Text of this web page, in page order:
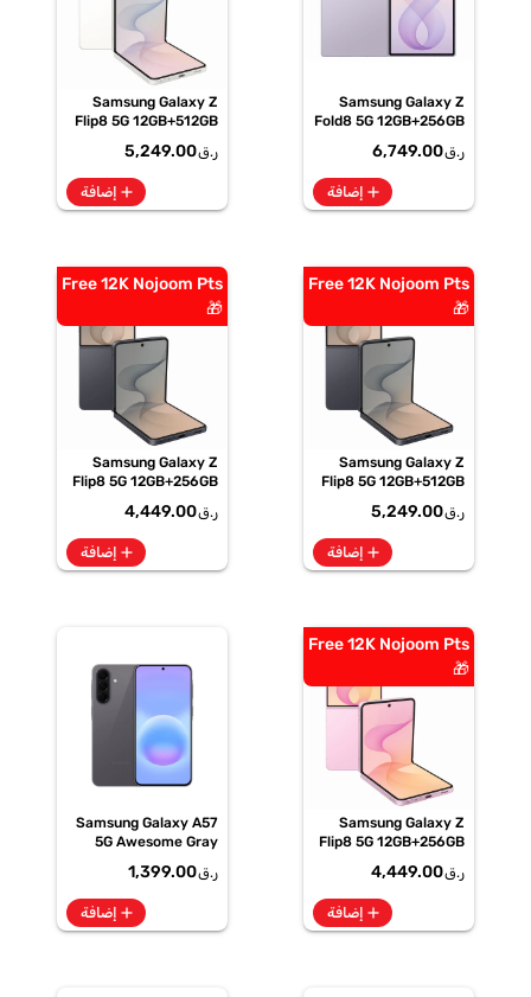
Samsung Galaxy Z
Fold8 5G 12GB+256GB
Smartphone, SM-
F971BLVIMEA
ر.ق6,749.00
add إضافة
Samsung Galaxy Z
Flip8 5G 12GB+512GB
SM-F776BZWPMEA
ر.ق5,249.00
add إضافة
Free 12K Nojoom Pts
🎁
Samsung Galaxy Z
Flip8 5G 12GB+512GB
SM-F776BZKPMEA
ر.ق5,249.00
add إضافة
Free 12K Nojoom Pts
🎁
Samsung Galaxy Z
Flip8 5G 12GB+256GB
SM-F776BZKOMEA
ر.ق4,449.00
add إضافة
Free 12K Nojoom Pts
🎁
Samsung Galaxy Z
Flip8 5G 12GB+256GB
SM-F776BLIOMEA
ر.ق4,449.00
add إضافة
Samsung Galaxy A57
5G Awesome Gray
ر.ق1,399.00
add إضافة